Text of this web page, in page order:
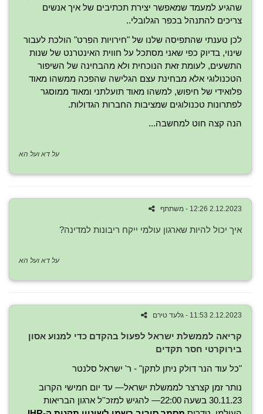
שהגיע למעמד שמאפשר יצירת תכתיבים של איך אנשים
צריכים להתנהל בכפר הגלובלי..
לכן טענתי שהתפיסה שלנו של "חירויות הפרט" הולכת לעבור
שינוי, בדיוק כפי שאני מסתכל על חווית האינטרנט של שנות
התשעים, לעומת זאת הנוכחית ולא מהבחינה של השיפור
הטכנולוגי אלא מבחינת עצם הגלישה שהפכה ממשהו מאוד
פלואידי של חיפוש, למשהו מאוד תועלתני ומאוד ממוסגר
לפתרונות טכנולוגים שמציבות החברות הגדולות.
הנה קצה חוט למחשבה...
על דא ועל הא
2.12.2023 12:26 - משתתף
איך יכול להיות שארגון עולמי ייקח ריבונות למדינה?
על דא ועל הא
2.12.2023 11:53 - גלעד טירם
קריאה לממשלת ישראל לפעול בהקדם כדי למנוע אסון
בירוקרטי חסר תקדים
"כל עוד הנר דולק ניתן לתקן" - ר' ישראל סלנטר
נותר זמן קצרצר לממשלת ישראל— עד יום חמישי הקרוב
30.11.23 בשעה 22:00— להגיש למזכ''ל ארגון הבריאות